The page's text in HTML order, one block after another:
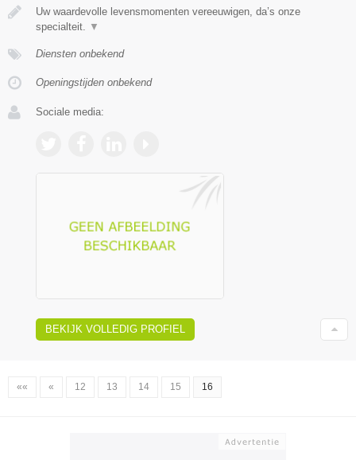
Uw waardevolle levensmomenten vereeuwigen, da’s onze
specialteit. ▼
Diensten onbekend
Openingstijden onbekend
Sociale media:
BEKIJK VOLLEDIG PROFIEL
«« « 12 13 14 15 16